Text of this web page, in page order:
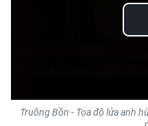
Video
Truông Bồn - Tọa độ lửa anh